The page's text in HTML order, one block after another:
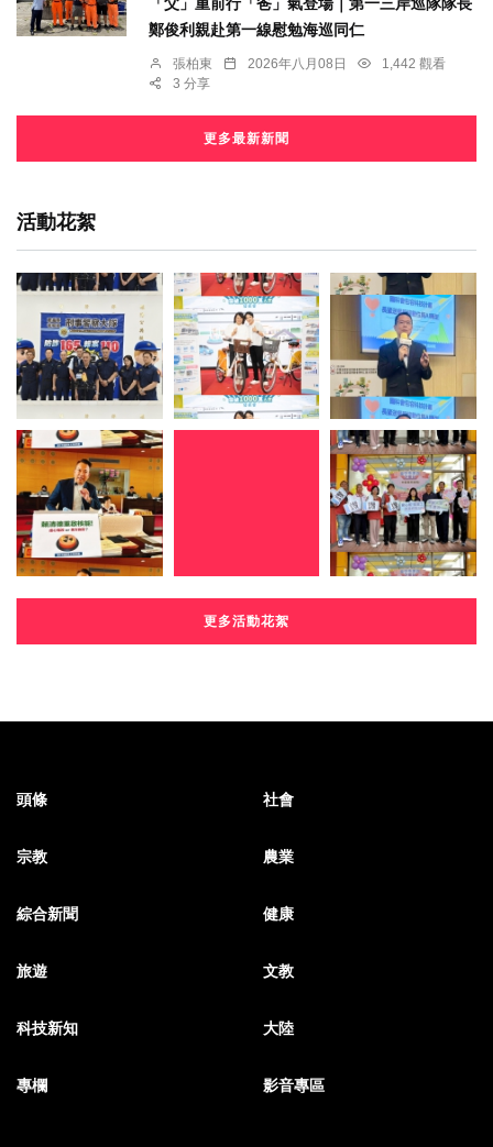
「父」重前行「爸」氣登場｜第一三岸巡隊隊長
鄭俊利親赴第一線慰勉海巡同仁
張柏東 2026年八月08日
1,442 觀看
3 分享
更多最新新聞
活動花絮
更多活動花絮
頭條 社會
宗教 農業
綜合新聞 健康
旅遊 文教
科技新知 大陸
專欄 影音專區